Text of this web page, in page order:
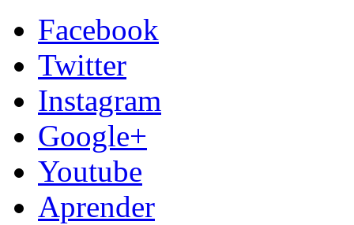
Facebook
Twitter
Instagram
Google+
Youtube
Aprender